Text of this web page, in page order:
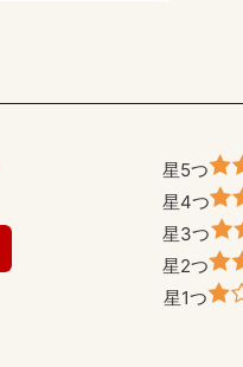
星5つ
星4つ
星3つ
星2つ
星1つ